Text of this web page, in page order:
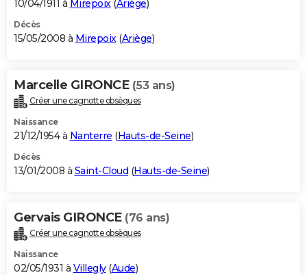
10/04/1911 à Mirepoix(Ariège)
Décès
15/05/2008 à Mirepoix(Ariège)
Marcelle GIRONCE (53 ans)
Créer une cagnotte obsèques
Naissance
21/12/1954 à Nanterre (Hauts-de-Seine)
Décès
13/01/2008 à Saint-Cloud (Hauts-de-Seine)
Gervais GIRONCE (76 ans)
Créer une cagnotte obsèques
Naissance
02/05/1931 à Villegly(Aude)